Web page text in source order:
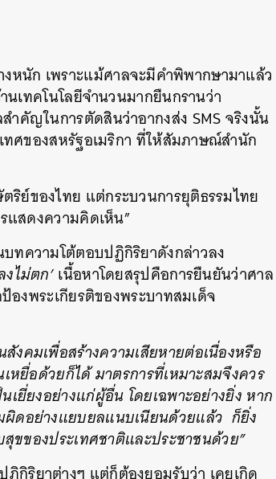
หนัก เพราะแม้ศาลจะมีคำพิพากษามาแล้ว
เทคโนโลยีจำนวนมากยืนกรานว่า
คัญในการตัดสินว่าอากงส่ง SMS จริงนั้น
ทศของสหรัฐอเมริกา ที่ให้สัมภาษณ์สำนัก
ริย์ของไทย แต่กระบวนการยุติธรรมไทย
แสดงความคิดเห็น”
ทความโต้ตอบปฏิกิริยาดังกล่าวลง
ไม่ตก’เนื้อหาโดยสรุปคือการยืนยันว่าศาล
องพระเกียรติของพระบาทสมเด็จ
งคมเพื่อสร้างความเสียหายต่อเนื่องหรือ
ยื่อด้วยก็ได้ มาตรการที่เหมาะสมจึงควร
ยี่ยงอย่างแก่ผู้อื่น โดยเฉพาะอย่างยิ่ง หาก
ผิดอย่างแยบยลแนบเนียนด้วยแล้ว ก็ยิ่ง
ขของประเทศชาติและประชาชนด้วย”